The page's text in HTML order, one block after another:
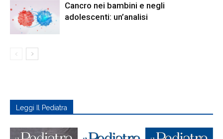
Cancro nei bambini e negli
adolescenti: un’analisi
Leggi Il Pediatra